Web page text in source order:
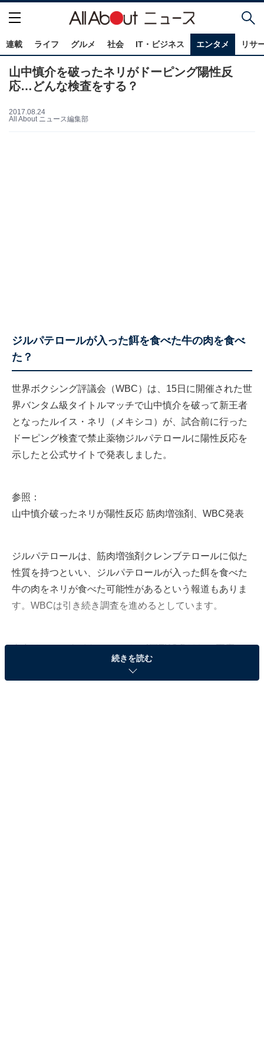
連載 ライフ グルメ 社会 IT・ビジネス エンタメ リサ
山中慎介を破ったネリがドーピング陽性反
応…どんな検査をする？
2017.08.24
All About ニュース編集部
ジルパテロールが入った餌を食べた牛の肉を食べ
た？
世界ボクシング評議会（WBC）は、15日に開催された世
界バンタム級タイトルマッチで山中慎介を破って新王者
となったルイス・ネリ（メキシコ）が、試合前に行った
ドーピング検査で禁止薬物ジルパテロールに陽性反応を
示したと公式サイトで発表しました。
参照：
山中慎介破ったネリが陽性反応 筋肉増強剤、WBC発表
ジルパテロールは、筋肉増強剤クレンブテロールに似た
性質を持つといい、ジルパテロールが入った餌を食べた
牛の肉をネリが食べた可能性があるという報道もありま
す。WBCは引き続き調査を進めるとしています。
山中は、このタイトルマッチで4回TKO負けし、王座か
ら陥落。日本最多記録の世界王座13連続防衛に失敗して
います。
続きを読む